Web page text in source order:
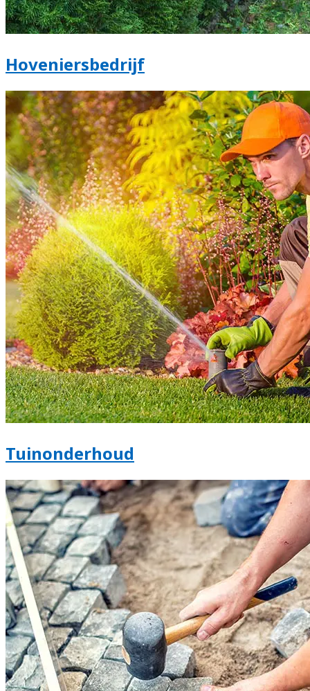
Hoveniersbedrijf
Tuinonderhoud